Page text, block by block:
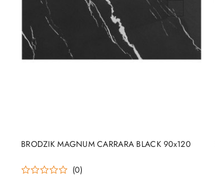
BRODZIK MAGNUM CARRARA BLACK 90x120
(0)
DO KOSZYKA